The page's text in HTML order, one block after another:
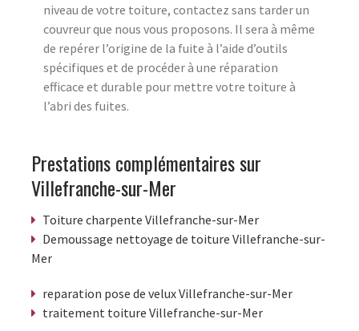
niveau de votre toiture, contactez sans tarder un
couvreur que nous vous proposons. Il sera à même
de repérer l’origine de la fuite à l’aide d’outils
spécifiques et de procéder à une réparation
efficace et durable pour mettre votre toiture à
l’abri des fuites.
Prestations complémentaires sur
Villefranche-sur-Mer
Toiture charpente Villefranche-sur-Mer
Demoussage nettoyage de toiture Villefranche-sur-
Mer
reparation pose de velux Villefranche-sur-Mer
traitement toiture Villefranche-sur-Mer